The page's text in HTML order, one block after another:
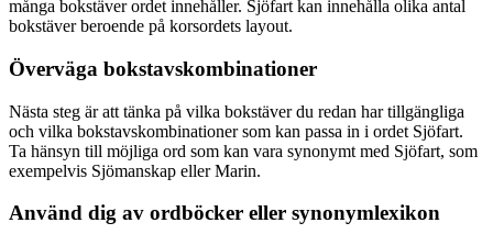
många bokstäver ordet innehåller. Sjöfart kan innehålla olika antal
bokstäver beroende på korsordets layout.
Överväga bokstavskombinationer
Nästa steg är att tänka på vilka bokstäver du redan har tillgängliga
och vilka bokstavskombinationer som kan passa in i ordet Sjöfart.
Ta hänsyn till möjliga ord som kan vara synonymt med Sjöfart, som
exempelvis Sjömanskap eller Marin.
Använd dig av ordböcker eller synonymlexikon